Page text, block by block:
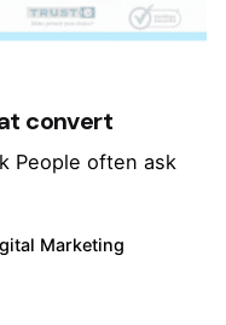
convert
People often ask
Marketing